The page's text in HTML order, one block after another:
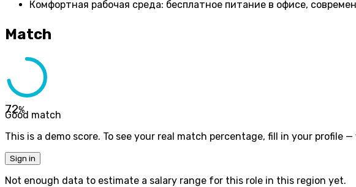
Комфортная рабочая среда: бесплатное питание в офисе,
Match
72%
Good match
This is a demo score. To see your real match percentage, fill in your profile
Sign in
Not enough data to estimate a salary range for this role in this region yet.